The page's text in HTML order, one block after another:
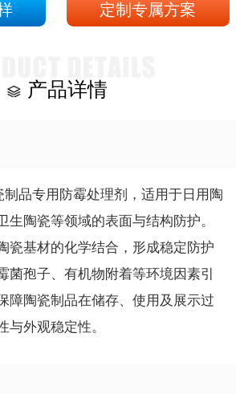
定制专属方案
产品详情
制品专用防霉处理剂，适用于日用陶
生陶瓷等领域的表面与结构防护。
瓷基材的化学结合，形成稳定防护
菌孢子、有机物附着等环境因素引
障陶瓷制品在储存、使用及展示过
与外观稳定性。